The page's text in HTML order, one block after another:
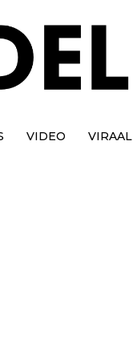
VIDEO VIRAAL